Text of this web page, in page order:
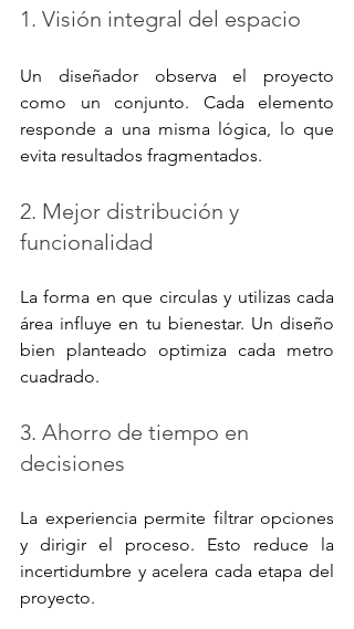
1. Visión integral del espacio
Un diseñador observa el proyecto
como un conjunto. Cada elemento
responde a una misma lógica, lo que
evita resultados fragmentados.
2. Mejor distribución y
funcionalidad
La forma en que circulas y utilizas cada
área influye en tu bienestar. Un diseño
bien planteado optimiza cada metro
cuadrado.
3. Ahorro de tiempo en
decisiones
La experiencia permite filtrar opciones
y dirigir el proceso. Esto reduce la
incertidumbre y acelera cada etapa del
proyecto.